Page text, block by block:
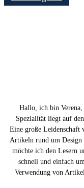
Hallo, ich bin
Spezialität liegt auf
Eine große Leidenschaft
Artikeln rund um
möchte ich den Lesern
schnell und einfach
Verwendung von